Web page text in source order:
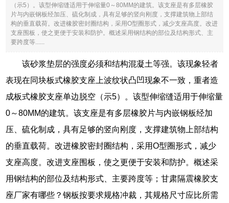
（示5）。该型伸缩缝适用于伸缩量0～80MM的建筑。该支座是有多层橡胶
片与内嵌钢板经加压、硫化制成，具有足够的竖向刚度，支撑建筑物上部结
构的垂直载荷。改进橡胶密封圈结构，采用O型圈形式，减少支座高度。改进
支座围板，使之更便于安装和防护。概述采用钢结构的部位及结构形式、主
要跨度等......
该砂浆垫层的强度必须和结构混凝土等强。该现象轻者
表现在同块板式橡胶支座上波纹状凸凹现象不一致，重者造
成板式橡胶支座单边脱空（示5）。该型伸缩缝适用于伸缩量
0～80MM的建筑。该支座是有多层橡胶片与内嵌钢板经加
压、硫化制成，具有足够的竖向刚度，支撑建筑物上部结构
的垂直载荷。改进橡胶密封圈结构，采用O型圈形式，减少
支座高度。改进支座围板，使之更便于安装和防护。概述采
用钢结构的部位及结构形式、主要跨度等；甘肃隔震橡胶支
座厂家有哪些？钢板按要求规格冲裁，其规格尺寸应比所需